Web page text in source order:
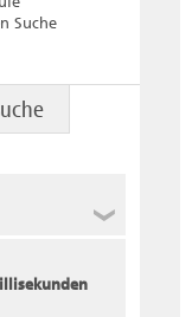
Suche